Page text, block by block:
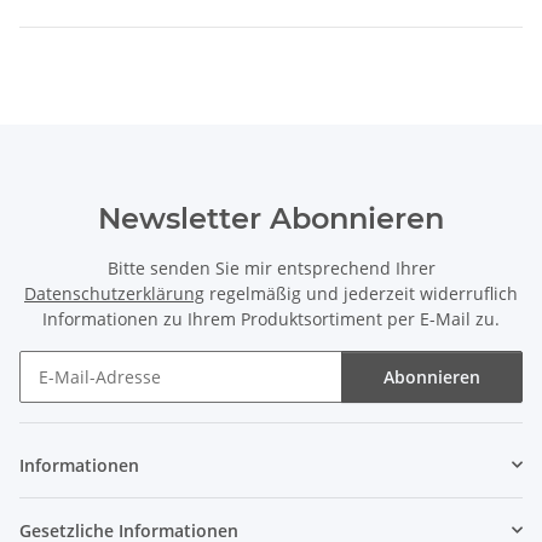
Newsletter Abonnieren
Bitte senden Sie mir entsprechend Ihrer
Datenschutzerklärung regelmäßig und jederzeit widerruflich
Informationen zu Ihrem Produktsortiment per E-Mail zu.
Abonnieren
Informationen
Gesetzliche Informationen